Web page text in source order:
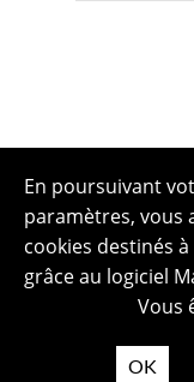
En poursuivant
paramètres, vous
cookies destinés
grâce au logiciel
Vous
OK